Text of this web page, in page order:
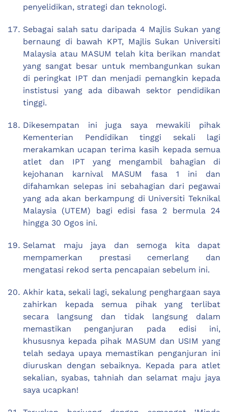
penyelidikan, strategi dan teknologi.
Sebagai salah satu daripada 4 Majlis Sukan yang
bernaung di bawah KPT, Majlis Sukan Universiti
Malaysia atau MASUM telah kita berikan mandat
yang sangat besar untuk membangunkan sukan
di peringkat IPT dan menjadi pemangkin kepada
instistusi yang ada dibawah sektor pendidikan
tinggi.
Dikesempatan ini juga saya mewakili pihak
Kementerian Pendidikan tinggi sekali lagi
merakamkan ucapan terima kasih kepada semua
atlet dan IPT yang mengambil bahagian di
kejohanan karnival MASUM fasa 1 ini dan
difahamkan selepas ini sebahagian dari pegawai
yang ada akan berkampung di Universiti Teknikal
Malaysia (UTEM) bagi edisi fasa 2 bermula 24
hingga 30 Ogos ini.
Selamat maju jaya dan semoga kita dapat
mempamerkan prestasi cemerlang dan
mengatasi rekod serta pencapaian sebelum ini.
Akhir kata, sekali lagi, sekalung penghargaan saya
zahirkan kepada semua pihak yang terlibat
secara langsung dan tidak langsung dalam
memastikan penganjuran pada edisi ini,
khususnya kepada pihak MASUM dan USIM yang
telah sedaya upaya memastikan penganjuran ini
diuruskan dengan sebaiknya. Kepada para atlet
sekalian, syabas, tahniah dan selamat maju jaya
saya ucapkan!